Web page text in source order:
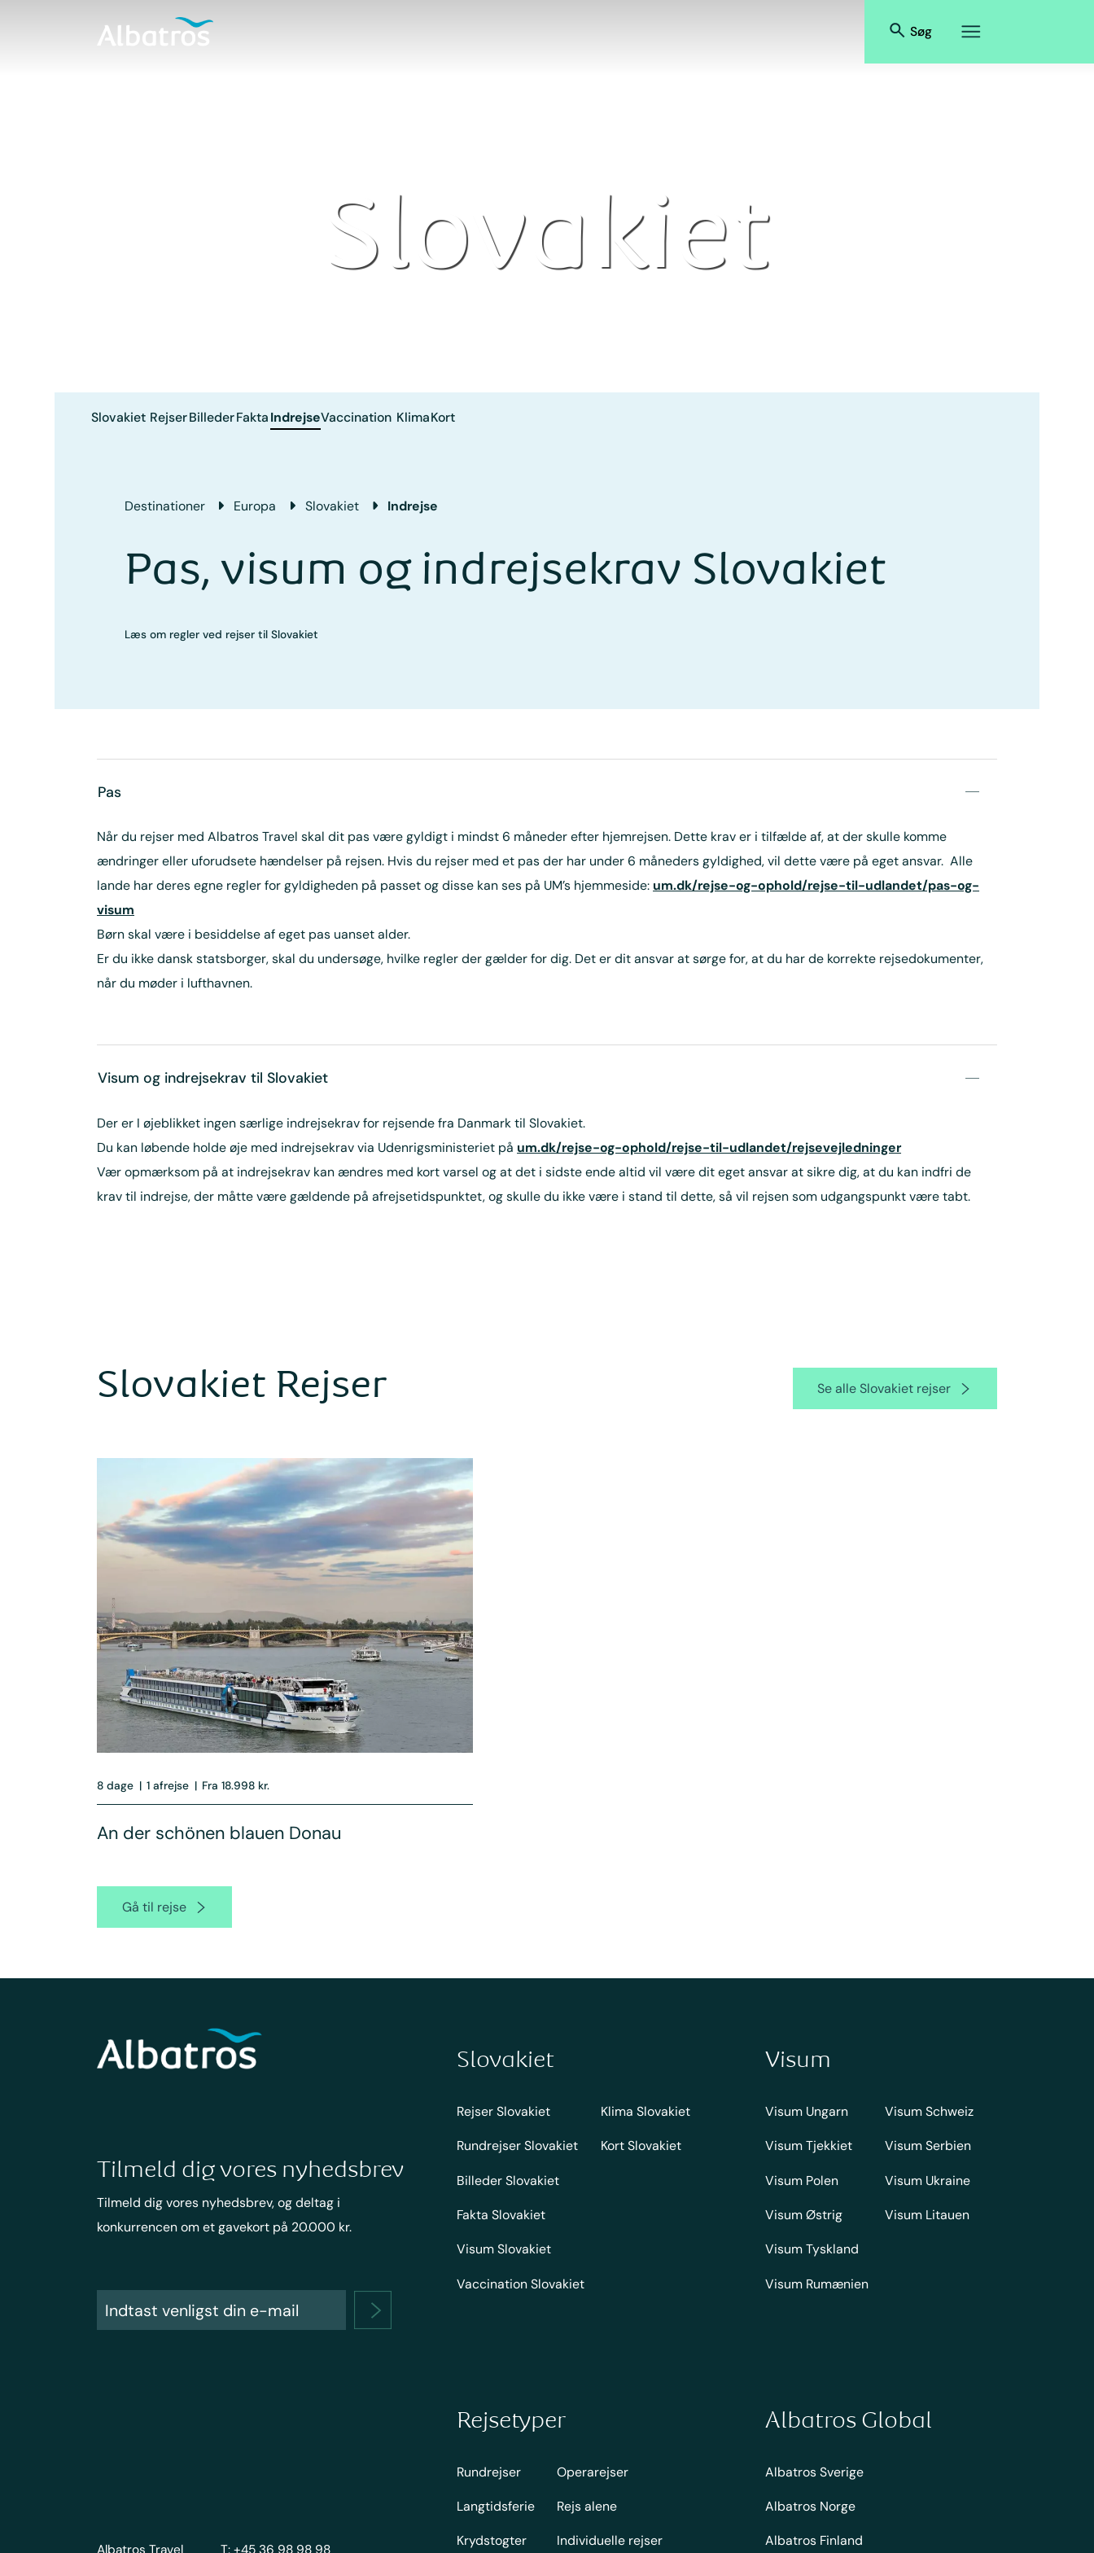
Søg
Slovakiet
Slovakiet RejserBillederFaktaIndrejseVaccination KlimaKort
Destinationer Europa Slovakiet Indrejse
Pas, visum og indrejsekrav Slovakiet
Læs om regler ved rejser til Slovakiet
Pas
Når du rejser med Albatros Travel skal dit pas være gyldigt i mindst 6 måneder efter hjemrejsen. Dette krav er i tilfælde af, at der skulle komme
ændringer eller uforudsete hændelser på rejsen. Hvis du rejser med et pas der har under 6 måneders gyldighed, vil dette være på eget ansvar. Alle
lande har deres egne regler for gyldigheden på passet og disse kan ses på UM’s hjemmeside: um.dk/rejse-og-ophold/rejse-til-udlandet/pas-og-
visum
Børn skal være i besiddelse af eget pas uanset alder.
Er du ikke dansk statsborger, skal du undersøge, hvilke regler der gælder for dig. Det er dit ansvar at sørge for, at du har de korrekte rejsedokumenter,
når du møder i lufthavnen.
Visum og indrejsekrav til Slovakiet
Der er I øjeblikket ingen særlige indrejsekrav for rejsende fra Danmark til Slovakiet.
Du kan løbende holde øje med indrejsekrav via Udenrigsministeriet på um.dk/rejse-og-ophold/rejse-til-udlandet/rejsevejledninger
Vær opmærksom på at indrejsekrav kan ændres med kort varsel og at det i sidste ende altid vil være dit eget ansvar at sikre dig, at du kan indfri de
krav til indrejse, der måtte være gældende på afrejsetidspunktet, og skulle du ikke være i stand til dette, så vil rejsen som udgangspunkt være tabt.
Slovakiet Rejser Se alle Slovakiet rejser
8 dage | 1 afrejse | Fra 18.998 kr.
An der schönen blauen Donau
Gå til rejse
Tilmeld dig vores nyhedsbrev
Tilmeld dig vores nyhedsbrev, og deltag i
konkurrencen om et gavekort på 20.000 kr.
Slovakiet
Rejser Slovakiet
Rundrejser Slovakiet
Billeder Slovakiet
Fakta Slovakiet
Visum Slovakiet
Vaccination Slovakiet
Klima Slovakiet
Kort Slovakiet
Visum
Visum Ungarn
Visum Tjekkiet
Visum Polen
Visum Østrig
Visum Tyskland
Visum Rumænien
Visum Schweiz
Visum Serbien
Visum Ukraine
Visum Litauen
Rejsetyper
Rundrejser
Langtidsferie
Krydstogter
Operarejser
Rejs alene
Individuelle rejser
Albatros Global
Albatros Sverige
Albatros Norge
Albatros Finland